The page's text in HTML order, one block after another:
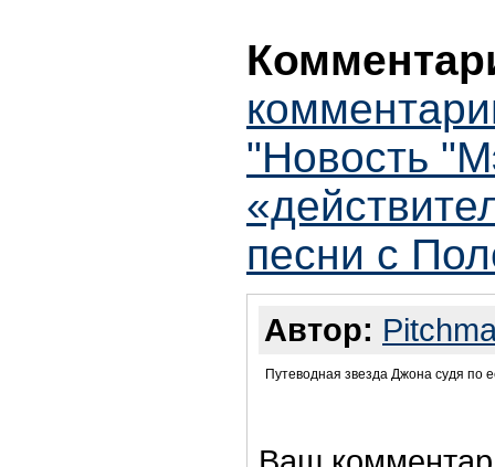
"Новость
песни с
Автор:
Путеводная звезда Джона судя по